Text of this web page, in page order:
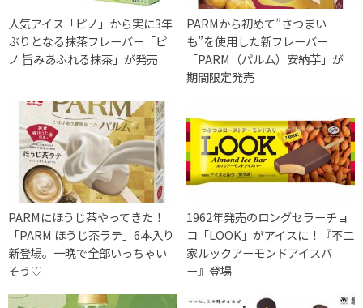
人気アイス「ピノ」から実に3年
ぶりとなる抹茶フレーバー「ピ
ノ 旨みあふれる抹茶」が発売
PARMから初めて”さつまい
も”を使用した新フレーバー
「PARM（パルム）安納芋」が
期間限定発売
PARMにほうじ茶やってきた！
「PARM ほうじ茶ラテ」6本入り
新登場。一晩で全部いっちゃい
そう♡
1962年発売のロングセラーチョ
コ「LOOK」がアイスに！『不二
家ルックアーモンドアイスバ
ー』登場